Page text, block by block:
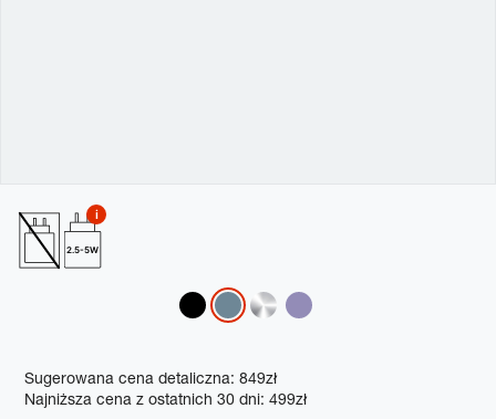
Promotions
Sugerowana cena detaliczna: 849zł
Najniższa cena z ostatnich 30 dni: 499zł
2.5-5W